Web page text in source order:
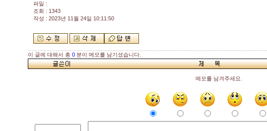
파일 :
조회 : 1343
작성 : 2023년 11월 24일 10:11:50
이 글에 대해서 총 0 분이 메모를 남기셨습니다.
메모를 남겨주세요.